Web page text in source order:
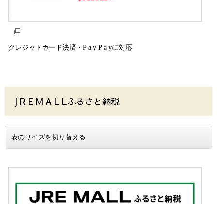
クレジットカード決済・P a y P a yに対応
J R E M A L Lふるさと納税
表のサイズを切り替える